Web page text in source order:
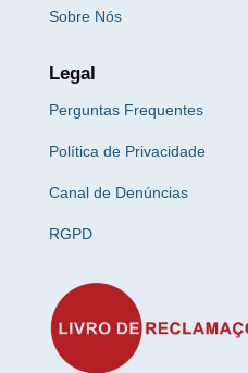
Sobre Nós
Legal
Perguntas Frequentes
Política de Privacidade
Canal de Denúncias
RGPD